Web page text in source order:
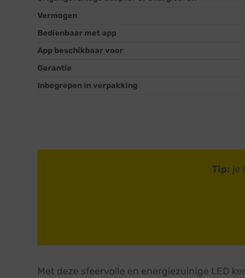
Vermogen
Bedienbaar met app
App beschikbaar voor
Garantie
Inbegrepen in verpakking
Tip: je
Met deze sfeervolle en energiezuinige LED